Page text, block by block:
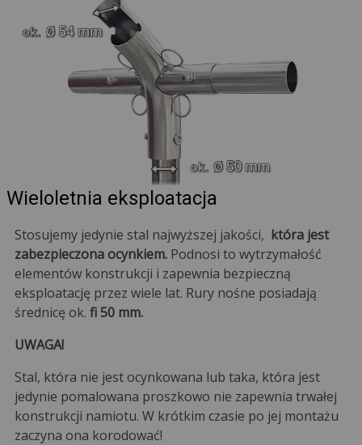
Wieloletnia eksploatacja
Stosujemy jedynie stal najwyższej jakości, która jest
zabezpieczona ocynkiem.Podnosi to wytrzymałość
elementów konstrukcji i zapewnia bezpieczną
eksploatację przez wiele lat. Rury nośne posiadają
średnicę ok. fi 50 mm.
UWAGA!
Stal, która nie jest ocynkowana lub taka, która jest
jedynie pomalowana proszkowo nie zapewnia trwałej
konstrukcji namiotu. W krótkim czasie po jej montażu
zaczyna ona korodować!